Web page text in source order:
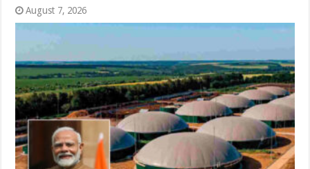
August 7, 2026